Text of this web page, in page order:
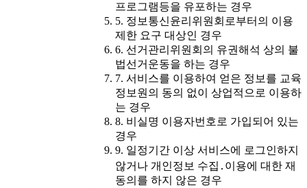
프로그램등을 유포하는 경우
5. 정보통신윤리위원회로부터의 이용
제한 요구 대상인 경우
6. 선거관리위원회의 유권해석 상의 불
법선거운동을 하는 경우
7. 서비스를 이용하여 얻은 정보를 교육
정보원의 동의 없이 상업적으로 이용하
는 경우
8. 비실명 이용자번호로 가입되어 있는
경우
9. 일정기간 이상 서비스에 로그인하지
않거나 개인정보 수집․이용에 대한 재
동의를 하지 않은 경우